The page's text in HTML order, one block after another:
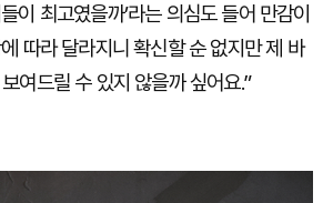
이 최고였을까’라는 의심도 들어 만감이
따라 달라지니 확신할 순 없지만 제 바
여드릴 수 있지 않을까 싶어요.”